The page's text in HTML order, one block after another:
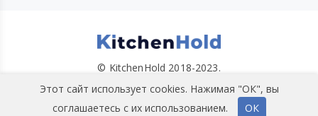
© KitchenHold 2018-2023.
Этот сайт использует cookies. Нажимая "ОК", вы
соглашаетесь с их использованием.
ОК